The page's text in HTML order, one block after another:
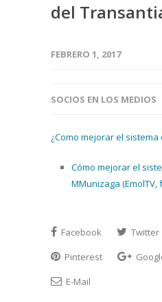
del
FEBRERO 1, 2017
SOCIOS EN LOS MEDIOS
¿Como mejorar el
Cómo mejorar el
MMunizaga (EmolTV,
Facebook Twitter
Pinterest
E-Mail